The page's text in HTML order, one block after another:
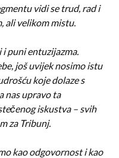
vidi se trud, rad i
ali velikom mistu.
i puni entuzijazma.
još uvijek nosimo istu
koje dolaze s
nas upravo ta
iskustva – svih
za Tribunj.
kao odgovornost i kao